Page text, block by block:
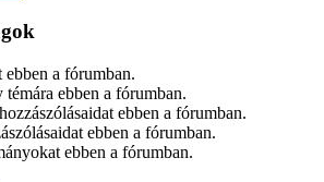
ebben a fórumban.
témára ebben a fórumban.
ebben a fórumban.
ebben a fórumban.
ebben a fórumban.